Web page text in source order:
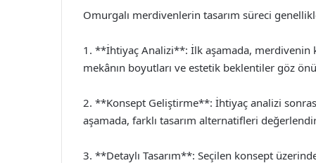
Omurgalı merdivenlerin tasarım süreci
1. **İhtiyaç Analizi**: İlk aşamada, merdivenin
mekânın boyutları ve estetik beklentiler göz
2. **Konsept Geliştirme**: İhtiyaç analizi
aşamada, farklı tasarım alternatifleri
3. **Detaylı Tasarım**: Seçilen konsept